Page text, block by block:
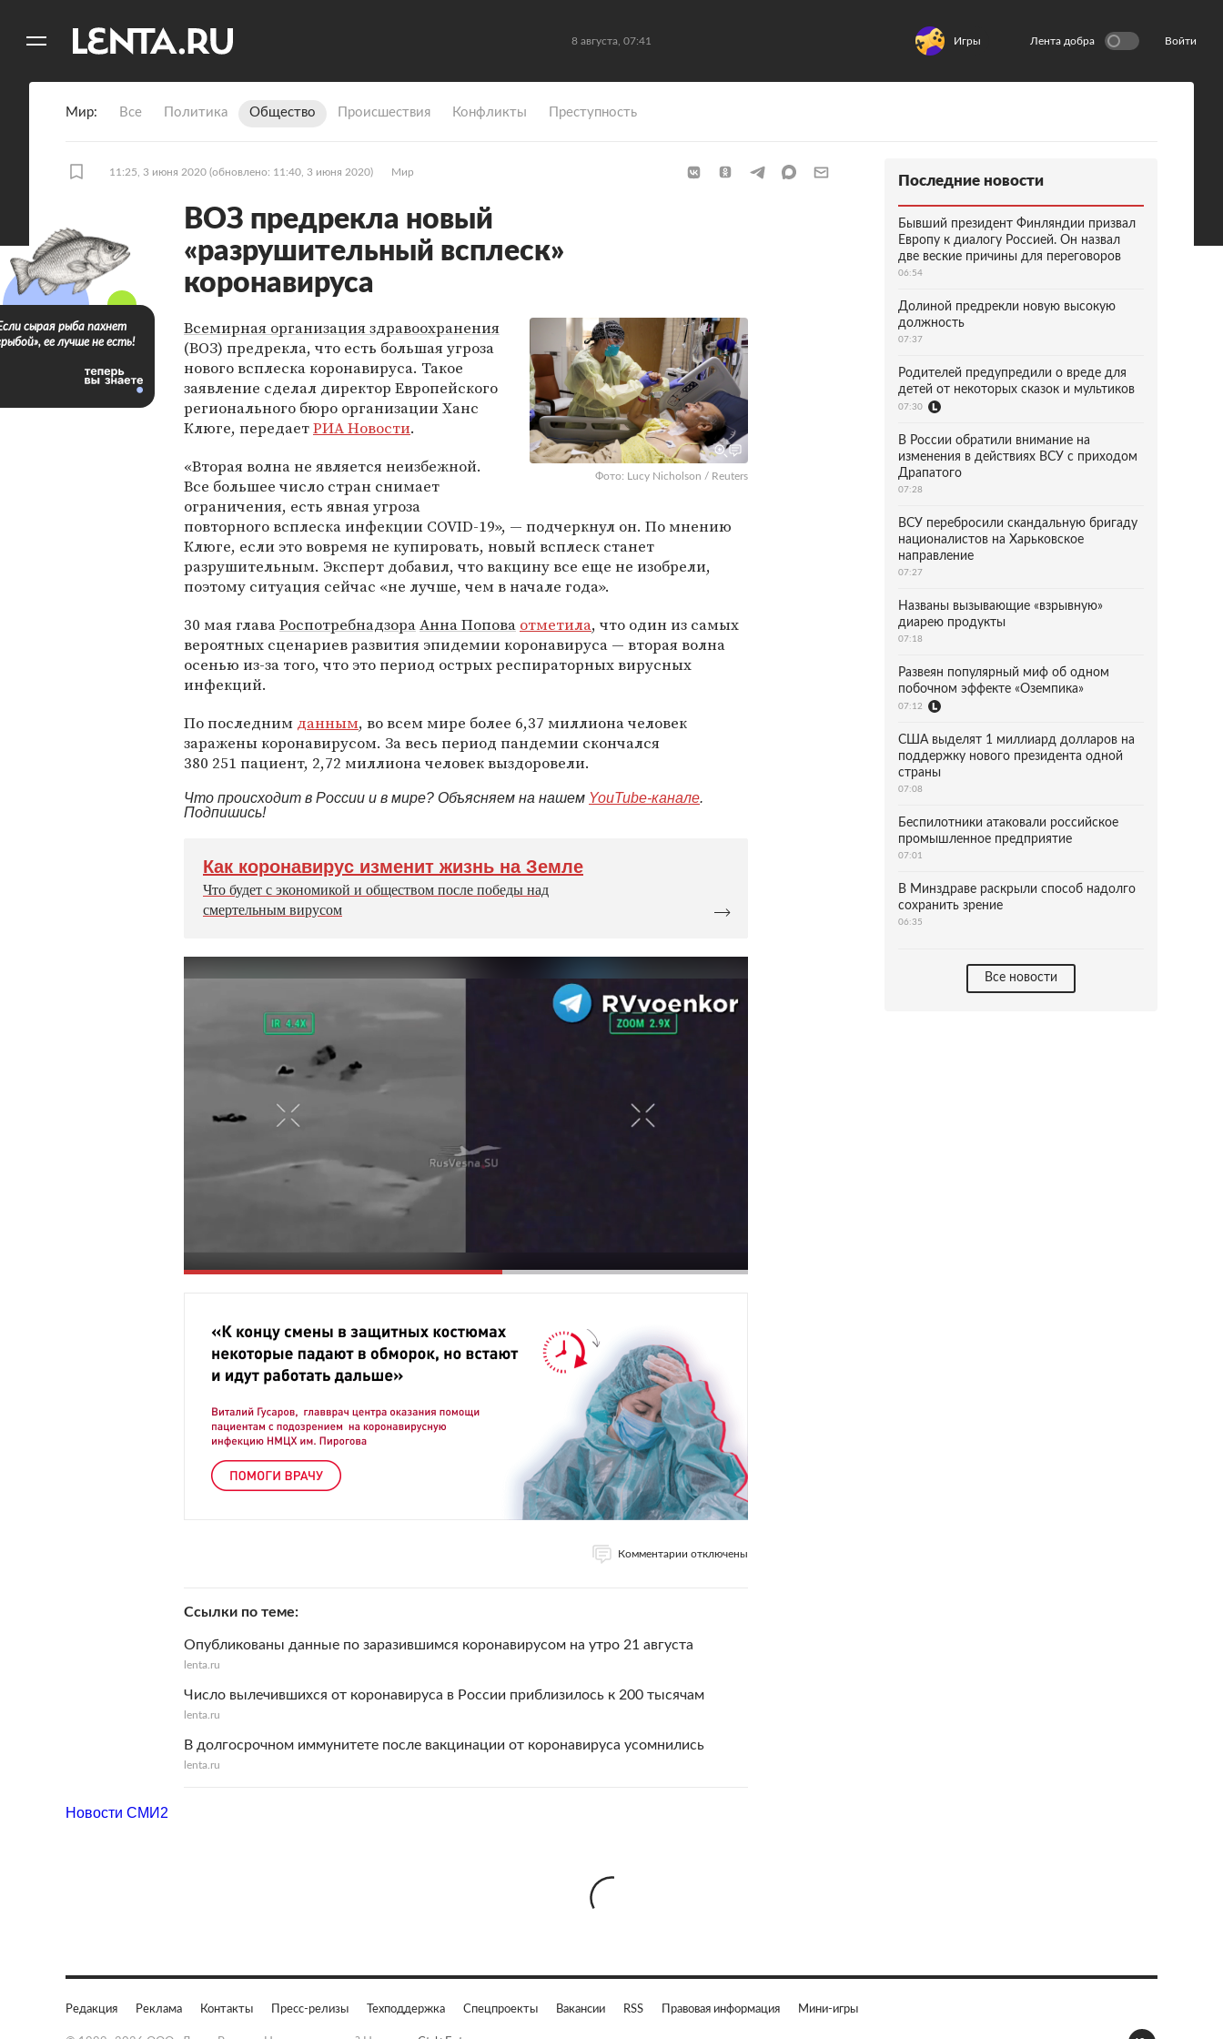
8 августа, 07:41 Игры Лента добра Войти
Мир Все Политика Общество Происшествия Конфликты Преступность
11:25, 3 июня 2020 (обновлено: 11:40, 3 июня 2020) Мир
ВОЗ предрекла новый
«разрушительный всплеск»
коронавируса
Фото: Lucy Nicholson / Reuters
Всемирная организация здравоохранения
(ВОЗ) предрекла, что есть большая угроза
нового всплеска коронавируса. Такое
заявление сделал директор Европейского
регионального бюро организации Ханс
Клюге, передаетРИА Новости.
«Вторая волна не является неизбежной.
Все большее число стран снимает
ограничения, есть явная угроза
повторного всплеска инфекции COVID-19», — подчеркнул он. По мнению
Клюге, если это вовремя не купировать, новый всплеск станет
разрушительным. Эксперт добавил, что вакцину все еще не изобрели,
поэтому ситуация сейчас «не лучше, чем в начале года».
30 мая главаРоспотребнадзораАнна Попова отметила, что один из самых
вероятных сценариев развития эпидемии коронавируса — вторая волна
осенью из-за того, что это период острых респираторных вирусных
инфекций.
По последним данным, во всем мире более 6,37 миллиона человек
заражены коронавирусом. За весь период пандемии скончался
380 251 пациент, 2,72 миллиона человек выздоровели.
Что происходит в России и в мире? Объясняем на нашем YouTube-канале.
Подпишись!
Как коронавирус изменит жизнь на Земле
Что будет с экономикой и обществом после победы над
смертельным вирусом
Комментарии отключены
Ссылки по теме
Опубликованы данные по заразившимся коронавирусом на утро 21 августа
lenta.ru
Число вылечившихся от коронавируса в России приблизилось к 200 тысячам
lenta.ru
В долгосрочном иммунитете после вакцинации от коронавируса усомнились
lenta.ru
сырая рыба пахнет
ее лучше не есть!
Последние новости
Бывший президент Финляндии призвал
Европу к диалогу Россией. Он назвал
две веские причины для переговоров
06:54
Долиной предрекли новую высокую
должность
07:37
Родителей предупредили о вреде для
детей от некоторых сказок и мультиков
07:30
В России обратили внимание на
изменения в действиях ВСУ с приходом
Драпатого
07:28
ВСУ перебросили скандальную бригаду
националистов на Харьковское
направление
07:27
Названы вызывающие «взрывную»
диарею продукты
07:18
Развеян популярный миф об одном
побочном эффекте «Оземпика»
07:12
США выделят 1 миллиард долларов на
поддержку нового президента одной
страны
07:08
Беспилотники атаковали российское
промышленное предприятие
07:01
В Минздраве раскрыли способ надолго
сохранить зрение
06:35
Все новости
Новости СМИ2
Редакция Реклама Контакты Пресс-релизы Техподдержка Спецпроекты Вакансии RSS Правовая информация Мини-игры